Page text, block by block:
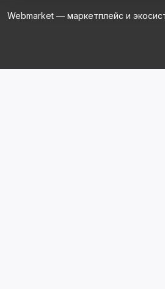
Webmarket — маркетплейс и